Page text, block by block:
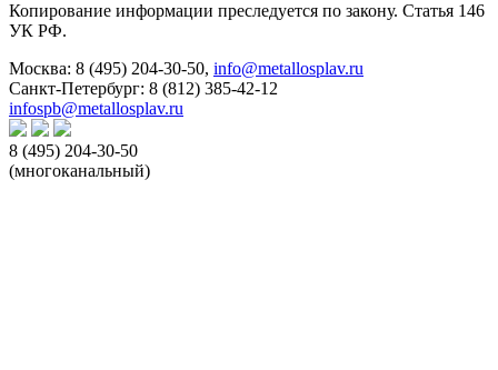
Копирование информации преследуется по закону. Статья 146
УК РФ.
Москва: 8 (495) 204-30-50, info@metallosplav.ru
Санкт-Петербург: 8 (812) 385-42-12
infospb@metallosplav.ru
8 (495) 204-30-50
(многоканальный)